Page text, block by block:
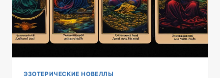
ЭЗОТЕРИЧЕСКИЕ НОВЕЛЛЫ